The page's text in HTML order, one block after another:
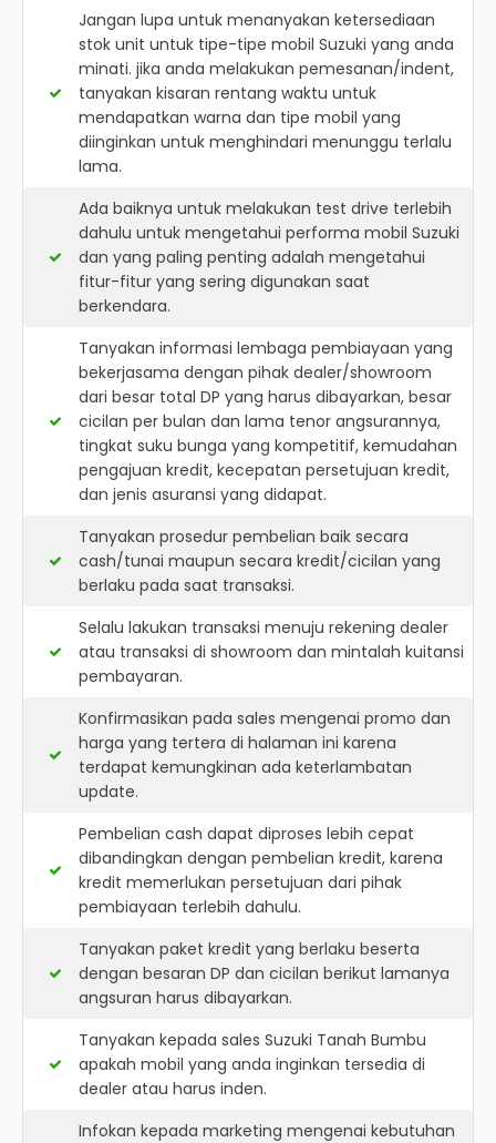
Jangan lupa untuk menanyakan ketersediaan
stok unit untuk tipe-tipe mobil Suzuki yang anda
minati. jika anda melakukan pemesanan/indent,
tanyakan kisaran rentang waktu untuk
mendapatkan warna dan tipe mobil yang
diinginkan untuk menghindari menunggu terlalu
lama.
Ada baiknya untuk melakukan test drive terlebih
dahulu untuk mengetahui performa mobil Suzuki
dan yang paling penting adalah mengetahui
fitur-fitur yang sering digunakan saat
berkendara.
Tanyakan informasi lembaga pembiayaan yang
bekerjasama dengan pihak dealer/showroom
dari besar total DP yang harus dibayarkan, besar
cicilan per bulan dan lama tenor angsurannya,
tingkat suku bunga yang kompetitif, kemudahan
pengajuan kredit, kecepatan persetujuan kredit,
dan jenis asuransi yang didapat.
Tanyakan prosedur pembelian baik secara
cash/tunai maupun secara kredit/cicilan yang
berlaku pada saat transaksi.
Selalu lakukan transaksi menuju rekening dealer
atau transaksi di showroom dan mintalah kuitansi
pembayaran.
Konfirmasikan pada sales mengenai promo dan
harga yang tertera di halaman ini karena
terdapat kemungkinan ada keterlambatan
update.
Pembelian cash dapat diproses lebih cepat
dibandingkan dengan pembelian kredit, karena
kredit memerlukan persetujuan dari pihak
pembiayaan terlebih dahulu.
Tanyakan paket kredit yang berlaku beserta
dengan besaran DP dan cicilan berikut lamanya
angsuran harus dibayarkan.
Tanyakan kepada sales Suzuki Tanah Bumbu
apakah mobil yang anda inginkan tersedia di
dealer atau harus inden.
Infokan kepada marketing mengenai kebutuhan